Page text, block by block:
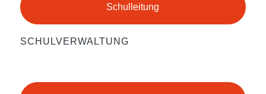
Schulleitung
SCHULVERWALTUNG